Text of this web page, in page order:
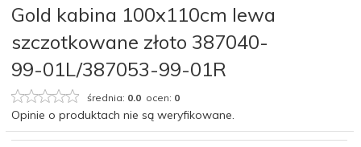
Gold kabina 100x110cm lewa
szczotkowane złoto 387040-
99-01L/387053-99-01R
średnia: 0.0 ocen: 0
Opinie o produktach nie są weryfikowane.